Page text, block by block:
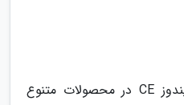
در طول 24 سال گذشته، ویندوز CE در محصولات متنوع